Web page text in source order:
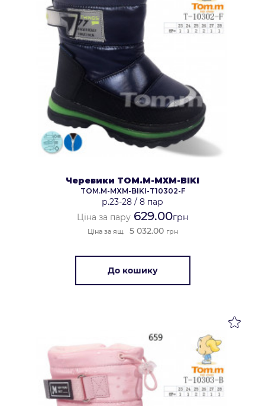
Черевики TOM.M-MXM-BIKI
TOM.M-MXM-BIKI-T10302-F
р.23-28 / 8 пар
Ціна за пару 629.00грн
Ціна за ящ. 5 032.00 грн
До кошику